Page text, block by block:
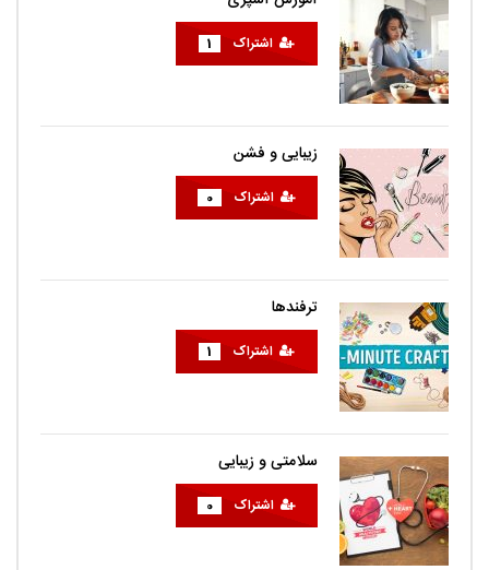
اشتراک 1
زیبایی و فشن
اشتراک 0
ترفندها
اشتراک 1
سلامتی و زیبایی
اشتراک 0